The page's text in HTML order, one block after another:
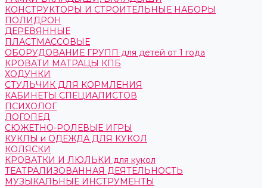
КОНСТРУКТОРЫ И СТРОИТЕЛЬНЫЕ НАБОРЫ
ПОЛИДРОН
ДЕРЕВЯННЫЕ
ПЛАСТМАССОВЫЕ
ОБОРУДОВАНИЕ ГРУПП для детей от 1 года
КРОВАТИ МАТРАЦЫ КПБ
ХОДУНКИ
СТУЛЬЧИК ДЛЯ КОРМЛЕНИЯ
КАБИНЕТЫ СПЕЦИАЛИСТОВ
ПСИХОЛОГ
ЛОГОПЕД
СЮЖЕТНО-РОЛЕВЫЕ ИГРЫ
КУКЛЫ и ОДЕЖДА ДЛЯ КУКОЛ
КОЛЯСКИ
КРОВАТКИ И ЛЮЛЬКИ для кукол
ТЕАТРАЛИЗОВАННАЯ ДЕЯТЕЛЬНОСТЬ
МУЗЫКАЛЬНЫЕ ИНСТРУМЕНТЫ